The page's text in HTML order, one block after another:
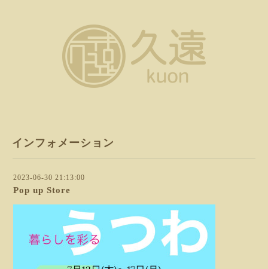
インフォメーション
2023-06-30 21:13:00
Pop up Store